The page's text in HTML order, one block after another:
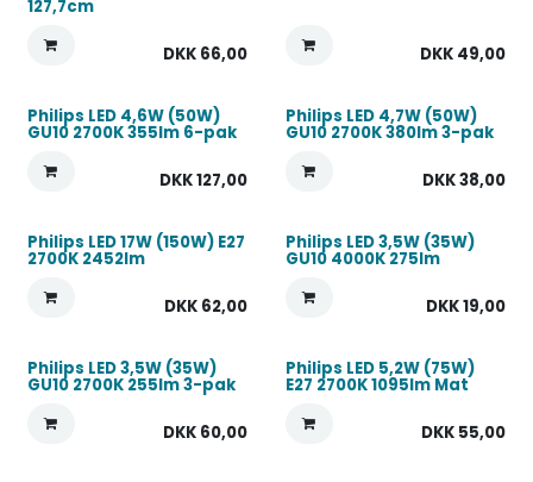
127,7cm
DKK 66,00 DKK 49,00
Philips LED 4,6W (50W)
GU10 2700K 355lm 6-pak
DKK127,00
Philips LED 4,7W (50W)
GU10 2700K 380lm 3-pak
DKK38,00
Philips LED 17W (150W) E27
2700K 2452lm
DKK 62,00
Philips LED 3,5W (35W)
GU10 4000K 275lm
DKK19,00
Philips LED 3,5W (35W)
GU10 2700K 255lm 3-pak
DKK 60,00
Philips LED 5,2W (75W)
E27 2700K 1095lm Mat
DKK 55,00